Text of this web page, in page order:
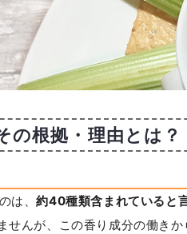
の根拠・理由とは？
は、約40種類含まれていると
せんが、この香り成分の働き